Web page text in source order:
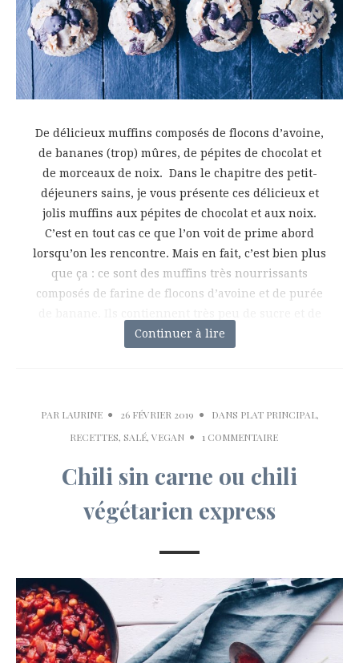
De délicieux muffins composés de flocons d’avoine,
de bananes (trop) mûres, de pépites de chocolat et
de morceaux de noix. Dans le chapitre des petit-
déjeuners sains, je vous présente ces délicieux et
jolis muffins aux pépites de chocolat et aux noix.
C’est en tout cas ce que l’on voit de prime abord
lorsqu’on les rencontre. Mais en fait, c’est bien plus
que ça : ce sont des muffins très nourrissants
composés de farine de flocons d’avoine et de purée
matière
Continuer à lire
PAR LAURINE 26 FÉVRIER 2019 DANS PLAT PRINCIPAL,
RECETTES, SALÉ, VEGAN 1 COMMENTAIRE
Chili sin carne ou chili
végétarien express